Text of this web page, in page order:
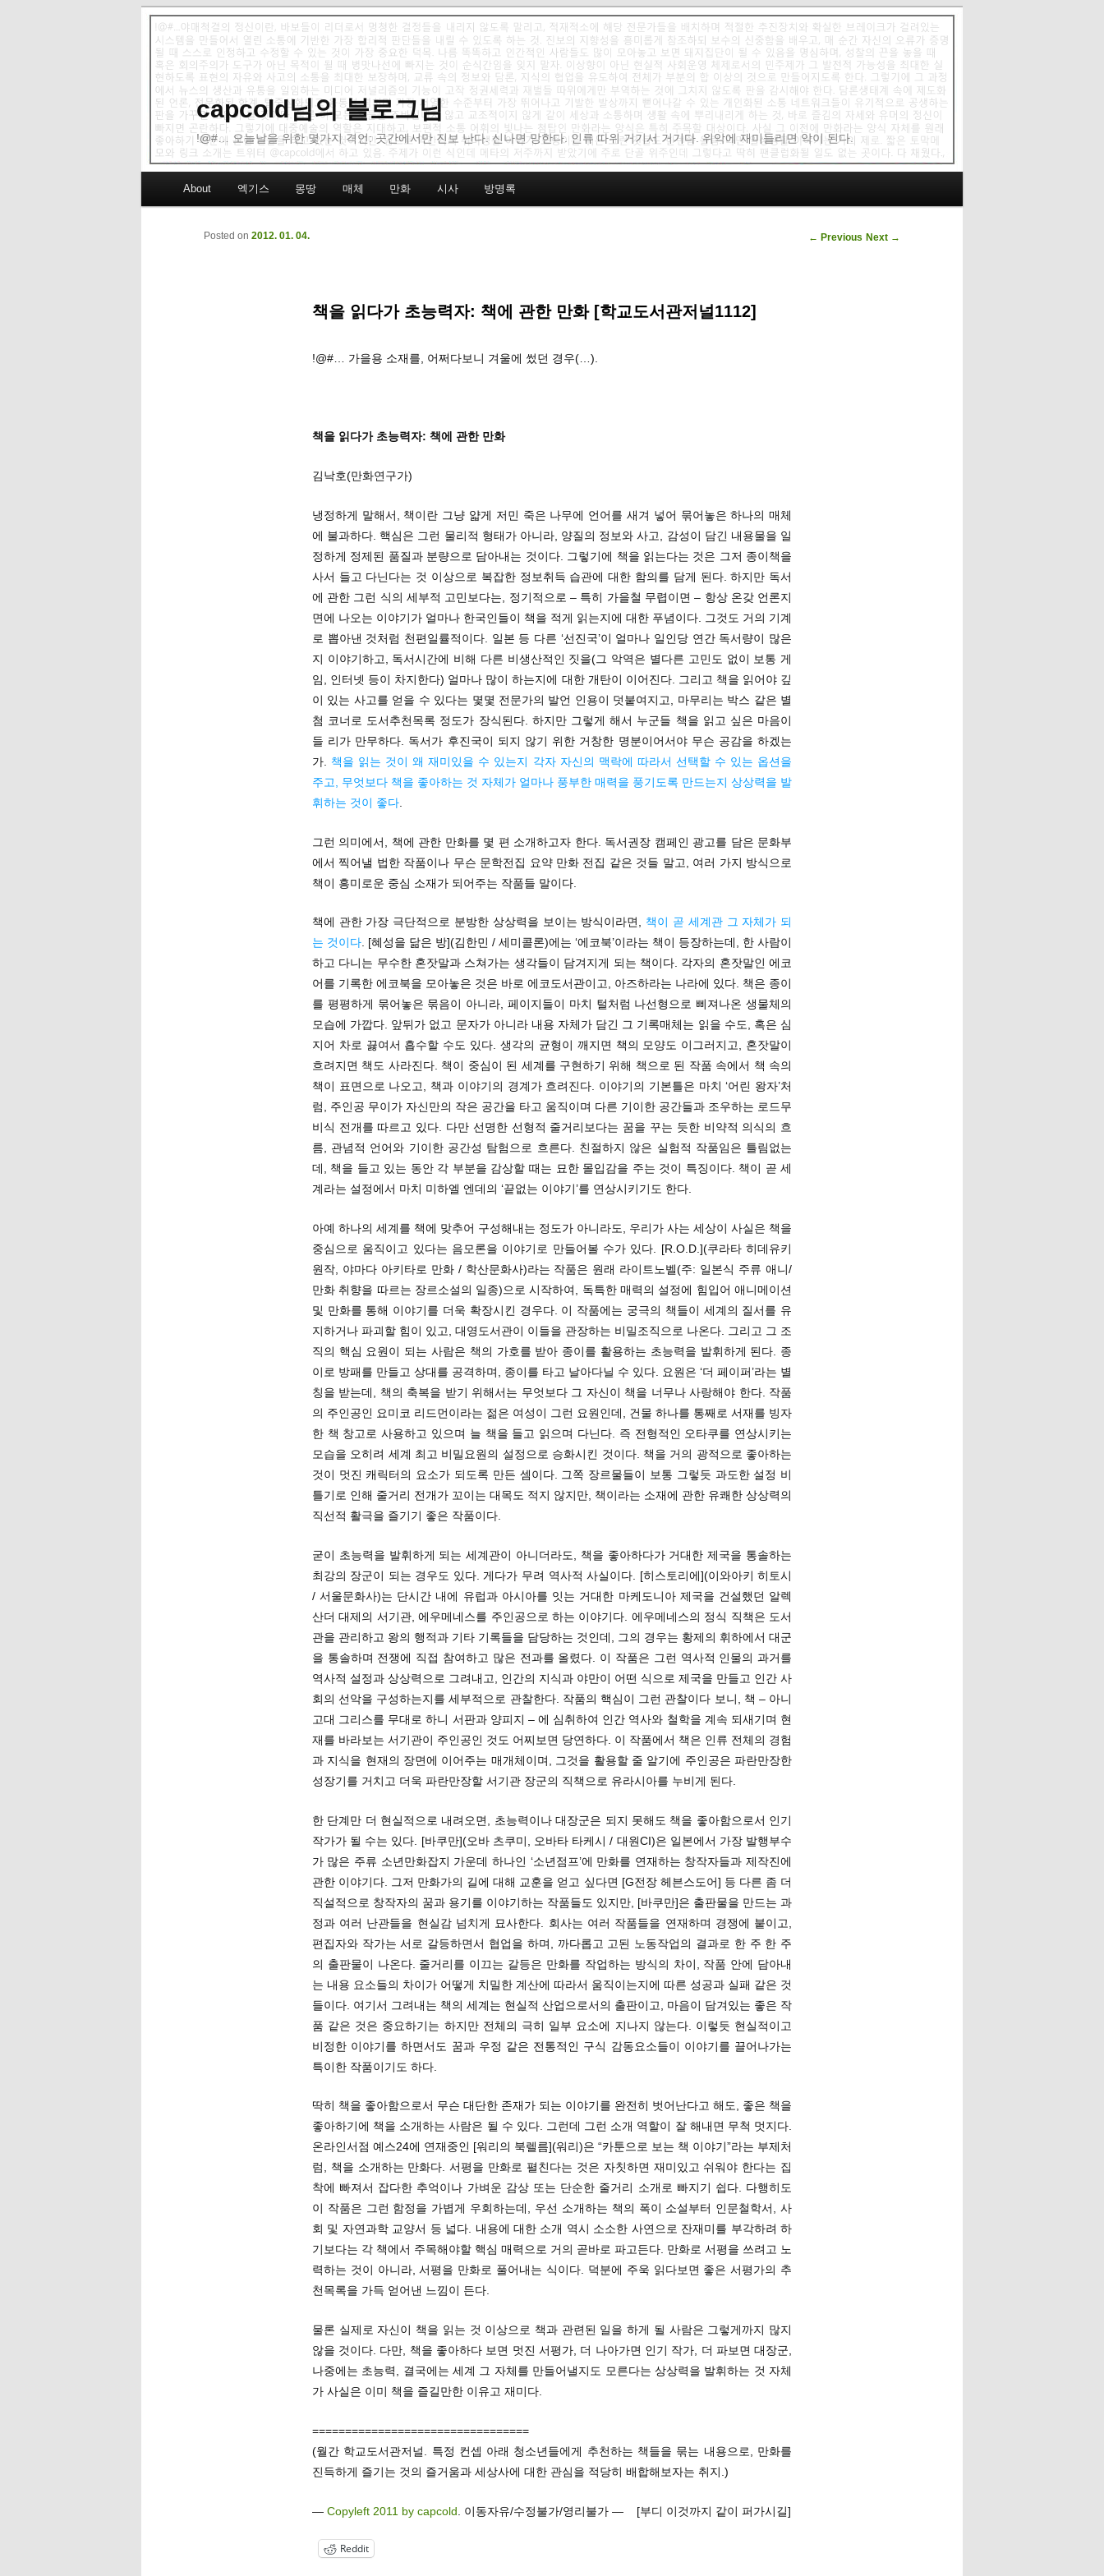
capcold님의 블로그님
!@#… 오늘날을 위한 몇가지 격언: 곳간에서만 진보 난다. 신나면 망한다. 인류 따위 거기서 거기다. 위악에 재미들리면 악이 된다.
Skip to primary content
Skip to secondary content
About 엑기스 몽땅 매체 만화 시사 방명록
Post navigation
← Previous Next →
책을 읽다가 초능력자: 책에 관한 만화 [학교도서관저널1112]
Posted on 2012. 01. 04.
!@#… 가을용 소재를, 어쩌다보니 겨울에 썼던 경우(…).
책을 읽다가 초능력자: 책에 관한 만화
김낙호(만화연구가)
냉정하게 말해서, 책이란 그냥 얇게 저민 죽은 나무에 언어를 새겨 넣어 묶어놓은 하나의 매체
에 불과하다. 핵심은 그런 물리적 형태가 아니라, 양질의 정보와 사고, 감성이 담긴 내용물을 일
정하게 정제된 품질과 분량으로 담아내는 것이다. 그렇기에 책을 읽는다는 것은 그저 종이책을
사서 들고 다닌다는 것 이상으로 복잡한 정보취득 습관에 대한 함의를 담게 된다. 하지만 독서
에 관한 그런 식의 세부적 고민보다는, 정기적으로 – 특히 가을철 무렵이면 – 항상 온갖 언론지
면에 나오는 이야기가 얼마나 한국인들이 책을 적게 읽는지에 대한 푸념이다. 그것도 거의 기계
로 뽑아낸 것처럼 천편일률적이다. 일본 등 다른 ‘선진국’이 얼마나 일인당 연간 독서량이 많은
지 이야기하고, 독서시간에 비해 다른 비생산적인 짓을(그 악역은 별다른 고민도 없이 보통 게
임, 인터넷 등이 차지한다) 얼마나 많이 하는지에 대한 개탄이 이어진다. 그리고 책을 읽어야 깊
이 있는 사고를 얻을 수 있다는 몇몇 전문가의 발언 인용이 덧붙여지고, 마무리는 박스 같은 별
첨 코너로 도서추천목록 정도가 장식된다. 하지만 그렇게 해서 누군들 책을 읽고 싶은 마음이
들 리가 만무하다. 독서가 후진국이 되지 않기 위한 거창한 명분이어서야 무슨 공감을 하겠는
가. 책을 읽는 것이 왜 재미있을 수 있는지 각자 자신의 맥락에 따라서 선택할 수 있는 옵션을
주고, 무엇보다 책을 좋아하는 것 자체가 얼마나 풍부한 매력을 풍기도록 만드는지 상상력을 발
휘하는 것이 좋다.
그런 의미에서, 책에 관한 만화를 몇 편 소개하고자 한다. 독서권장 캠페인 광고를 담은 문화부
에서 찍어낼 법한 작품이나 무슨 문학전집 요약 만화 전집 같은 것들 말고, 여러 가지 방식으로
책이 흥미로운 중심 소재가 되어주는 작품들 말이다.
책에 관한 가장 극단적으로 분방한 상상력을 보이는 방식이라면, 책이 곧 세계관 그 자체가 되
는 것이다. [혜성을 닮은 방](김한민 / 세미콜론)에는 ‘에코북’이라는 책이 등장하는데, 한 사람이
하고 다니는 무수한 혼잣말과 스쳐가는 생각들이 담겨지게 되는 책이다. 각자의 혼잣말인 에코
어를 기록한 에코북을 모아놓은 것은 바로 에코도서관이고, 아즈하라는 나라에 있다. 책은 종이
를 평평하게 묶어놓은 묶음이 아니라, 페이지들이 마치 털처럼 나선형으로 삐져나온 생물체의
모습에 가깝다. 앞뒤가 없고 문자가 아니라 내용 자체가 담긴 그 기록매체는 읽을 수도, 혹은 심
지어 차로 끓여서 흡수할 수도 있다. 생각의 균형이 깨지면 책의 모양도 이그러지고, 혼잣말이
흐려지면 책도 사라진다. 책이 중심이 된 세계를 구현하기 위해 책으로 된 작품 속에서 책 속의
책이 표면으로 나오고, 책과 이야기의 경계가 흐려진다. 이야기의 기본틀은 마치 ‘어린 왕자’처
럼, 주인공 무이가 자신만의 작은 공간을 타고 움직이며 다른 기이한 공간들과 조우하는 로드무
비식 전개를 따르고 있다. 다만 선명한 선형적 줄거리보다는 꿈을 꾸는 듯한 비약적 의식의 흐
름, 관념적 언어와 기이한 공간성 탐험으로 흐른다. 친절하지 않은 실험적 작품임은 틀림없는
데, 책을 들고 있는 동안 각 부분을 감상할 때는 묘한 몰입감을 주는 것이 특징이다. 책이 곧 세
계라는 설정에서 마치 미하엘 엔데의 ‘끝없는 이야기’를 연상시키기도 한다.
아예 하나의 세계를 책에 맞추어 구성해내는 정도가 아니라도, 우리가 사는 세상이 사실은 책을
중심으로 움직이고 있다는 음모론을 이야기로 만들어볼 수가 있다. [R.O.D.](쿠라타 히데유키
원작, 야마다 아키타로 만화 / 학산문화사)라는 작품은 원래 라이트노벨(주: 일본식 주류 애니/
만화 취향을 따르는 장르소설의 일종)으로 시작하여, 독특한 매력의 설정에 힘입어 애니메이션
및 만화를 통해 이야기를 더욱 확장시킨 경우다. 이 작품에는 궁극의 책들이 세계의 질서를 유
지하거나 파괴할 힘이 있고, 대영도서관이 이들을 관장하는 비밀조직으로 나온다. 그리고 그 조
직의 핵심 요원이 되는 사람은 책의 가호를 받아 종이를 활용하는 초능력을 발휘하게 된다. 종
이로 방패를 만들고 상대를 공격하며, 종이를 타고 날아다닐 수 있다. 요원은 ‘더 페이퍼’라는 별
칭을 받는데, 책의 축복을 받기 위해서는 무엇보다 그 자신이 책을 너무나 사랑해야 한다. 작품
의 주인공인 요미코 리드먼이라는 젊은 여성이 그런 요원인데, 건물 하나를 통째로 서재를 빙자
한 책 창고로 사용하고 있으며 늘 책을 들고 읽으며 다닌다. 즉 전형적인 오타쿠를 연상시키는
모습을 오히려 세계 최고 비밀요원의 설정으로 승화시킨 것이다. 책을 거의 광적으로 좋아하는
것이 멋진 캐릭터의 요소가 되도록 만든 셈이다. 그쪽 장르물들이 보통 그렇듯 과도한 설정 비
틀기로 인해 줄거리 전개가 꼬이는 대목도 적지 않지만, 책이라는 소재에 관한 유쾌한 상상력의
직선적 활극을 즐기기 좋은 작품이다.
굳이 초능력을 발휘하게 되는 세계관이 아니더라도, 책을 좋아하다가 거대한 제국을 통솔하는
최강의 장군이 되는 경우도 있다. 게다가 무려 역사적 사실이다. [히스토리에](이와아키 히토시
/ 서울문화사)는 단시간 내에 유럽과 아시아를 잇는 거대한 마케도니아 제국을 건설했던 알렉
산더 대제의 서기관, 에우메네스를 주인공으로 하는 이야기다. 에우메네스의 정식 직책은 도서
관을 관리하고 왕의 행적과 기타 기록들을 담당하는 것인데, 그의 경우는 황제의 휘하에서 대군
을 통솔하며 전쟁에 직접 참여하고 많은 전과를 올렸다. 이 작품은 그런 역사적 인물의 과거를
역사적 설정과 상상력으로 그려내고, 인간의 지식과 야만이 어떤 식으로 제국을 만들고 인간 사
회의 선악을 구성하는지를 세부적으로 관찰한다. 작품의 핵심이 그런 관찰이다 보니, 책 – 아니
고대 그리스를 무대로 하니 서판과 양피지 – 에 심취하여 인간 역사와 철학을 계속 되새기며 현
재를 바라보는 서기관이 주인공인 것도 어찌보면 당연하다. 이 작품에서 책은 인류 전체의 경험
과 지식을 현재의 장면에 이어주는 매개체이며, 그것을 활용할 줄 알기에 주인공은 파란만장한
성장기를 거치고 더욱 파란만장할 서기관 장군의 직책으로 유라시아를 누비게 된다.
한 단계만 더 현실적으로 내려오면, 초능력이나 대장군은 되지 못해도 책을 좋아함으로서 인기
작가가 될 수는 있다. [바쿠만](오바 츠쿠미, 오바타 타케시 / 대원CI)은 일본에서 가장 발행부수
가 많은 주류 소년만화잡지 가운데 하나인 ‘소년점프’에 만화를 연재하는 창작자들과 제작진에
관한 이야기다. 그저 만화가의 길에 대해 교훈을 얻고 싶다면 [G전장 헤븐스도어] 등 다른 좀 더
직설적으로 창작자의 꿈과 용기를 이야기하는 작품들도 있지만, [바쿠만]은 출판물을 만드는 과
정과 여러 난관들을 현실감 넘치게 묘사한다. 회사는 여러 작품들을 연재하며 경쟁에 붙이고,
편집자와 작가는 서로 갈등하면서 협업을 하며, 까다롭고 고된 노동작업의 결과로 한 주 한 주
의 출판물이 나온다. 줄거리를 이끄는 갈등은 만화를 작업하는 방식의 차이, 작품 안에 담아내
는 내용 요소들의 차이가 어떻게 치밀한 계산에 따라서 움직이는지에 따른 성공과 실패 같은 것
들이다. 여기서 그려내는 책의 세계는 현실적 산업으로서의 출판이고, 마음이 담겨있는 좋은 작
품 같은 것은 중요하기는 하지만 전체의 극히 일부 요소에 지나지 않는다. 이렇듯 현실적이고
비정한 이야기를 하면서도 꿈과 우정 같은 전통적인 구식 감동요소들이 이야기를 끌어나가는
특이한 작품이기도 하다.
딱히 책을 좋아함으로서 무슨 대단한 존재가 되는 이야기를 완전히 벗어난다고 해도, 좋은 책을
좋아하기에 책을 소개하는 사람은 될 수 있다. 그런데 그런 소개 역할이 잘 해내면 무척 멋지다.
온라인서점 예스24에 연재중인 [워리의 북렐름](워리)은 “카툰으로 보는 책 이야기”라는 부제처
럼, 책을 소개하는 만화다. 서평을 만화로 펼친다는 것은 자칫하면 재미있고 쉬워야 한다는 집
착에 빠져서 잡다한 추억이나 가벼운 감상 또는 단순한 줄거리 소개로 빠지기 쉽다. 다행히도
이 작품은 그런 함정을 가볍게 우회하는데, 우선 소개하는 책의 폭이 소설부터 인문철학서, 사
회 및 자연과학 교양서 등 넓다. 내용에 대한 소개 역시 소소한 사연으로 잔재미를 부각하려 하
기보다는 각 책에서 주목해야할 핵심 매력으로 거의 곧바로 파고든다. 만화로 서평을 쓰려고 노
력하는 것이 아니라, 서평을 만화로 풀어내는 식이다. 덕분에 주욱 읽다보면 좋은 서평가의 추
천목록을 가득 얻어낸 느낌이 든다.
물론 실제로 자신이 책을 읽는 것 이상으로 책과 관련된 일을 하게 될 사람은 그렇게까지 많지
않을 것이다. 다만, 책을 좋아하다 보면 멋진 서평가, 더 나아가면 인기 작가, 더 파보면 대장군,
나중에는 초능력, 결국에는 세계 그 자체를 만들어낼지도 모른다는 상상력을 발휘하는 것 자체
가 사실은 이미 책을 즐길만한 이유고 재미다.
=================================
(월간 학교도서관저널. 특정 컨셉 아래 청소년들에게 추천하는 책들을 묶는 내용으로, 만화를
진득하게 즐기는 것의 즐거움과 세상사에 대한 관심을 적당히 배합해보자는 취지.)
— Copyleft 2011 by capcold . 이동자유/수정불가/영리불가 — [부디 이것까지 같이 퍼가시길]
Reddit